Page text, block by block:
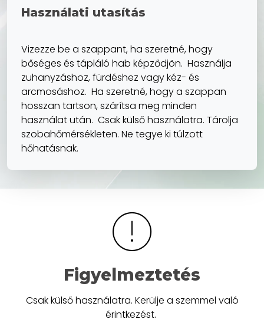
Használati utasítás
Vizezze be a szappant, ha szeretné, hogy
bőséges és tápláló hab képződjön. Használja
zuhanyzáshoz, fürdéshez vagy kéz- és
arcmosáshoz. Ha szeretné, hogy a szappan
hosszan tartson, szárítsa meg minden
használat után. Csak külső használatra. Tárolja
szobahőmérsékleten. Ne tegye ki túlzott
hőhatásnak.
Figyelmeztetés
Csak külső használatra. Kerülje a szemmel való
érintkezést.